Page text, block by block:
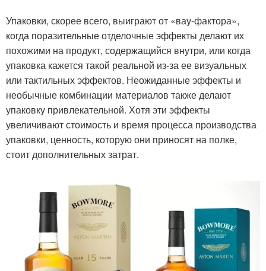
Упаковки, скорее всего, выиграют от «вау-фактора»,
когда поразительные отделочные эффекты делают их
похожими на продукт, содержащийся внутри, или когда
упаковка кажется такой реальной из-за ее визуальных
или тактильных эффектов. Неожиданные эффекты и
необычные комбинации материалов также делают
упаковку привлекательной. Хотя эти эффекты
увеличивают стоимость и время процесса производства
упаковки, ценность, которую они приносят на полке,
стоит дополнительных затрат.